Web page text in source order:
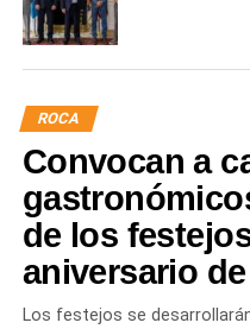
ROCA
Convocan a
de los
aniversario
Los festejos se